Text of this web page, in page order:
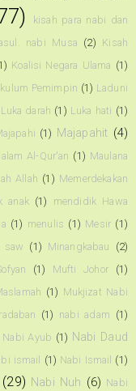
kisah para nabi dan
nabi Musa (2) Kisah
Koalisi Negara Ulama (1)
Pemimpin (1) Laduni
Luka darah (1) Luka hati (1)
(1) Majapahit (4)
Al-Qur'an (1) Maulana
Allah (1) Memerdekakan
anak (1)
mendidik Hawa
(1) menulis (1) Mesir (1)
saw (1) Minangkabau
(2)
(1) Mufti Johor (1)
(1) Mukjizat Nabi
(1) nabi adam (1)
Nabi Ayub (1) Nabi Daud
ismail (1) Nabi Ismail (1)
(29) Nabi Nuh (6) Nabi